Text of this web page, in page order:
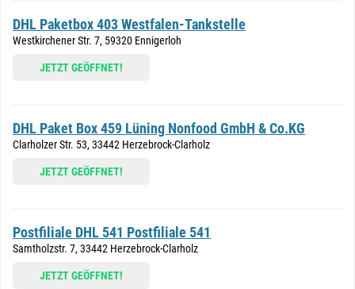
DHL Paketbox 403 Westfalen-Tankstelle
Westkirchener Str. 7, 59320 Ennigerloh
JETZT GEÖFFNET!
DHL Paket Box 459 Lüning Nonfood GmbH & Co.KG
Clarholzer Str. 53, 33442 Herzebrock-Clarholz
JETZT GEÖFFNET!
Postfiliale DHL 541 Postfiliale 541
Samtholzstr. 7, 33442 Herzebrock-Clarholz
JETZT GEÖFFNET!